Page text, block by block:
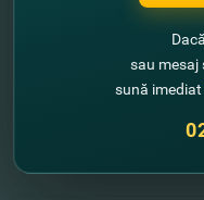
sau mesaj
sună imediat